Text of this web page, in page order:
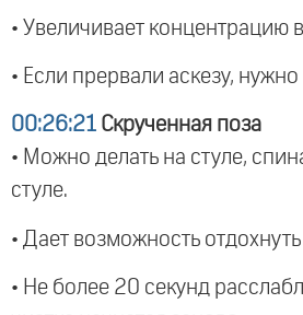
• Увеличивает концентрацию
• Если прервали аскезу,
00:26:21 Скрученная поза
• Можно делать на стуле,
стуле.
• Дает возможность
• Не более 20 секунд